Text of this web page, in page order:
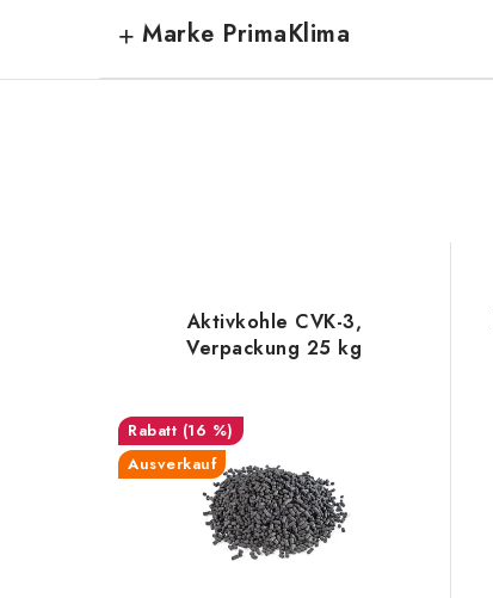
Marke PrimaKlima
Aktivkohle CVK-3,
Verpackung 25 kg
(16 %)
Ausverkauf